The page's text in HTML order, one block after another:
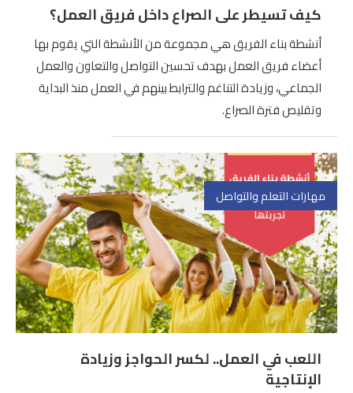
كيف تسيطر على الصراع داخل فريق العمل؟
أنشطة بناء الفريق هي مجموعة من الأنشطة التي يقوم بها
أعضاء فريق العمل بهدف تحسين التواصل والتعاون والعمل
الجماعي، وزيادة التناغم والترابط بينهم في العمل منذ البداية
وتقليص فترة الصراع.
مهارات التعلم والتواصل
اللعب في العمل.. لكسر الحواجز وزيادة
الإنتاجية